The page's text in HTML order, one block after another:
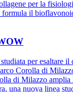
per la
il
per esaltare il
Corolla di
di Milazzo amplia
una nuova linea